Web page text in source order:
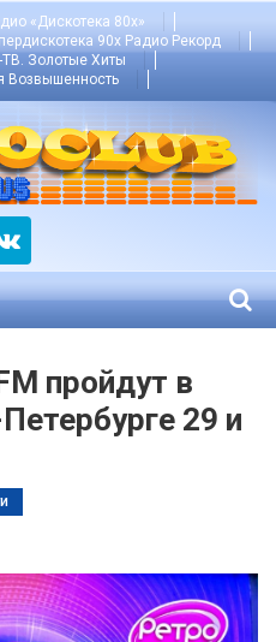
«Дискотека 80х»
90х Радио Рекорд
Золотые Хиты
Возвышенность
пройдут в
29 и